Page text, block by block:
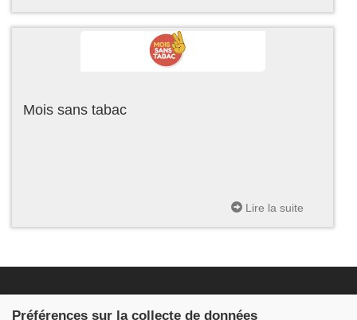
Mois sans tabac
Lire la suite
Préférences sur la collecte de données